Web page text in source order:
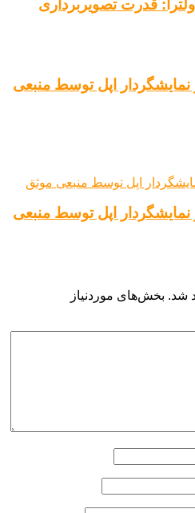
دوربین‌های اوپو فایند X8 اولترا: قدرت تصویربرداری
نمایشگردار اپل توسط منبعی
نمایشگردار اپل توسط منبعی
شد. بخش‌های موردنیاز